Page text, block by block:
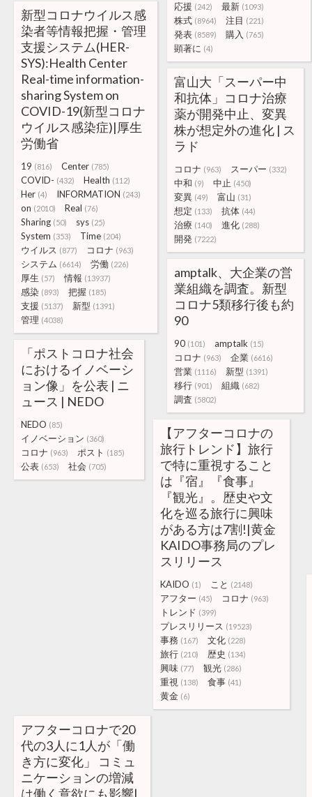
応援 (242) 最新 (1093)
株式 (8964) 注目 (221)
発表 (8589) 購入 (765)
顕著に (4)
新型コロナウイルス感
染者等情報把握・管理
支援システム(HER-
SYS):Health Center
Real-time information-
sharing System on
COVID-19(新型コロナ
ウイルス感染症)|厚生
労働省
19 (816) Center (785)
COVID- (432) Health (112)
Her (4) INFORMATION (243)
on (2010) Real (76)
Sharing (50) sys (25)
System (353) Time (204)
ウイルス (877) コロナ (963)
システム (6614) 労働 (226)
厚生 (57) 情報 (13937)
感染 (893) 把握 (185)
支援 (5137) 新型 (1391)
管理 (4038)
富山大「スーパー中
和抗体」コロナ治療
薬が開発中止、変異
株が想定外の進化 | ス
ラド
コロナ (963) スーパー (332)
中和 (9) 中止 (450)
変異 (49) 富山 (31)
想定 (133) 抗体 (44)
治療 (140) 進化 (288)
開発 (7222)
amptalk、大企業の営
業組織を調査。新型
コロナ5類移行後も約
90
90 (101) amptalk (15)
コロナ (963) 企業 (6616)
営業 (1116) 新型 (1391)
移行 (901) 組織 (682)
調査 (5802)
「ポストコロナ社会
におけるイノベーシ
ョン像」を公表 | ニ
ュース | NEDO
NEDO (85)
イノベーション (360)
コロナ (963) ポスト (185)
公表 (653) 社会 (705)
【アフターコロナの
旅行トレンド】旅行
で特に重視すること
は『宿』『食事』
『観光』。歴史や文
化を巡る旅行に興味
がある方は7割!|黄金
KAIDO事務局のプレ
スリリース
KAIDO (1) こと (2148)
アフター (45) コロナ (963)
トレンド (399)
プレスリリース (19523)
事務 (167) 文化 (228)
旅行 (210) 歴史 (134)
興味 (77) 観光 (286)
重視 (138) 食事 (41)
黄金 (6)
アフターコロナで20
代の3人に1人が「働
き方に変化」 コミュ
ニケーションの増減
は働く意欲にも影響|